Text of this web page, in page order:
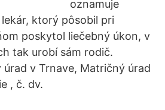
oznamuje
ktorý pôsobil pri
poskytol liečebný úkon, v
tak urobí sám rodič.
úrad v Trnave, Matričný úrad
, č. dv.